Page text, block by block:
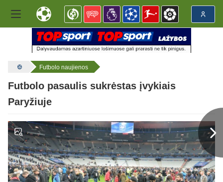
Futbolo naujienos
Futbolo pasaulis sukrėstas įvykiais
Paryžiuje